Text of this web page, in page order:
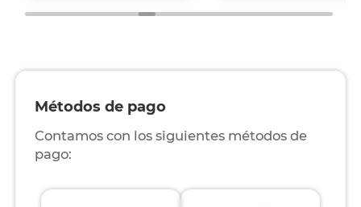
Métodos de pago
Contamos con los siguientes métodos de
pago: